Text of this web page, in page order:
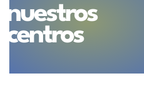
nuestros
centros